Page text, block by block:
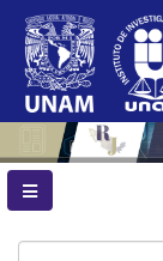
Navegación
principal
Contenido
principal
Barra